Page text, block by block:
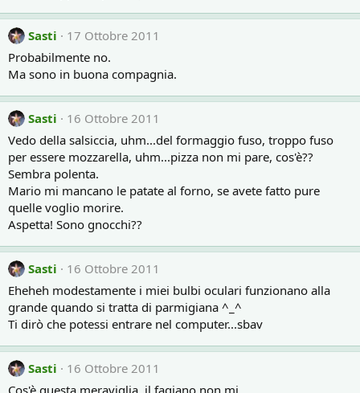
Sasti
17 Ottobre 2011
Probabilmente no.
Ma sono in buona compagnia.
Sasti
16 Ottobre 2011
Vedo della salsiccia, uhm...del formaggio fuso, troppo fuso
per essere mozzarella, uhm...pizza non mi pare, cos'è??
Sembra polenta.
Mario mi mancano le patate al forno, se avete fatto pure
quelle voglio morire.
Aspetta! Sono gnocchi??
Sasti
16 Ottobre 2011
Eheheh modestamente i miei bulbi oculari funzionano alla
grande quando si tratta di parmigiana ^_^
Ti dirò che potessi entrare nel computer...sbav
Sasti
16 Ottobre 2011
Cos'è questa meraviglia, il fagiano non mi